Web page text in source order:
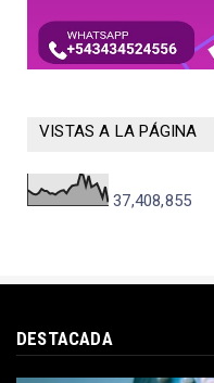
VISTAS A LA PÁGINA
37,408,855
DESTACADA